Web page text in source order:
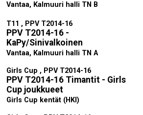
Vantaa, Kalmuuri halli TN B
T11 , PPV T2014-16
PPV T2014-16 -
KaPy/Sinivalkoinen
Vantaa, Kalmuuri halli TN A
Girls Cup , PPV T2014-16
PPV T2014-16 Timantit - Girls
Cup joukkueet
Girls Cup kentät (HKI)